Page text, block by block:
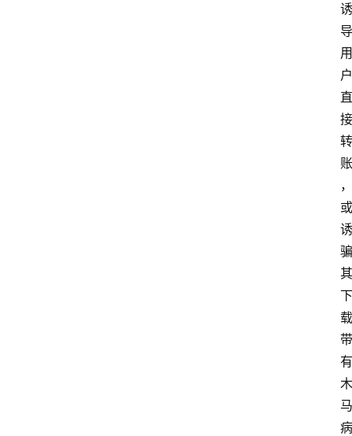
诱
导
用
户
直
接
转
账
，
或
诱
骗
其
下
载
带
有
木
马
病